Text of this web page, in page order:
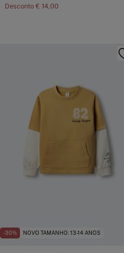
Desconto € 14,00
-30% NOVO TAMANHO: 13-14 ANOS